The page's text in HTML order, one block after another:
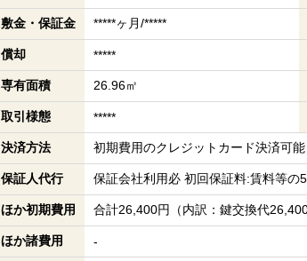
敷金・保証金 *****ヶ月/*****
償却 *****
専有面積 26.96㎡
取引様態 *****
決済方法 初期費用のクレジットカード決済可能
保証人代行 保証会社利用必 初回保証料:賃料等
ほか初期費用 合計26,400円（内訳：鍵交換代26,400
ほか諸費用 -